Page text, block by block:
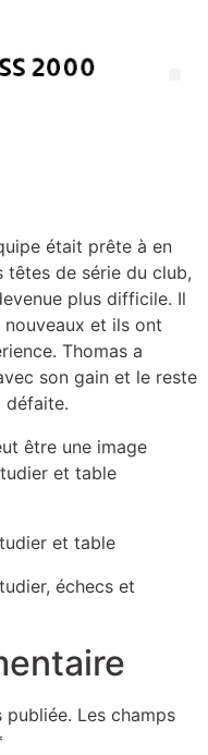
était prête à en
têtes de série du club,
plus difficile. Il
et ils ont
Thomas a
son gain et le reste
défaite.
publiée. Les champs